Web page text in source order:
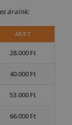
áraink:
ÁR/FT
28.000 Ft
40.000 Ft
53.000 Ft
66.000 Ft